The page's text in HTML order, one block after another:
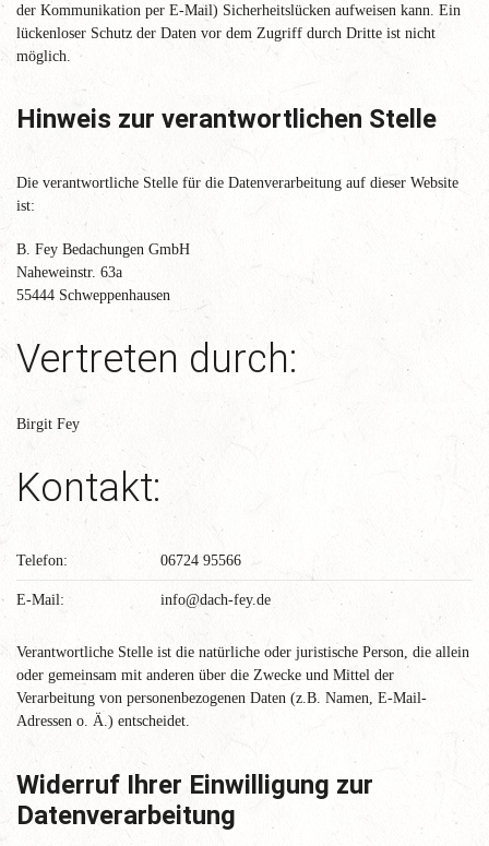
der Kommunikation per E-Mail) Sicherheitslücken aufweisen kann. Ein
lückenloser Schutz der Daten vor dem Zugriff durch Dritte ist nicht
möglich.
Hinweis zur verantwortlichen Stelle
Die verantwortliche Stelle für die Datenverarbeitung auf dieser Website
ist:
B. Fey Bedachungen GmbH
Naheweinstr. 63a
55444 Schweppenhausen
Vertreten durch:
Birgit Fey
Kontakt:
Telefon: 06724 95566
E-Mail: info@dach-fey.de
Verantwortliche Stelle ist die natürliche oder juristische Person, die allein
oder gemeinsam mit anderen über die Zwecke und Mittel der
Verarbeitung von personenbezogenen Daten (z.B. Namen, E-Mail-
Adressen o. Ä.) entscheidet.
Widerruf Ihrer Einwilligung zur
Datenverarbeitung